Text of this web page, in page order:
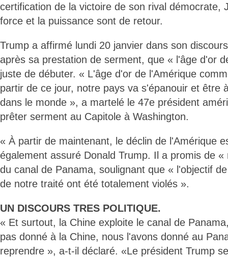
certification de la victoire de son rival démocrate,
force et la puissance sont de retour.
Trump a affirmé lundi 20 janvier dans son
après sa prestation de serment, que « l'âge d'or
juste de débuter. « L'âge d'or de l'Amérique
partir de ce jour, notre pays va s'épanouir et être
dans le monde », a martelé le 47e président
prêter serment au Capitole à Washington.
« À partir de maintenant, le déclin de l'Amérique
également assuré Donald Trump. Il a promis de
du canal de Panama, soulignant que « l'objectif
de notre traité ont été totalement violés ».
UN DISCOURS TRES POLITIQUE.
« Et surtout, la Chine exploite le canal de
pas donné à la Chine, nous l'avons donné au
reprendre », a-t-il déclaré. «Le président Trump